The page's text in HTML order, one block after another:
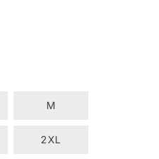
M
2XL